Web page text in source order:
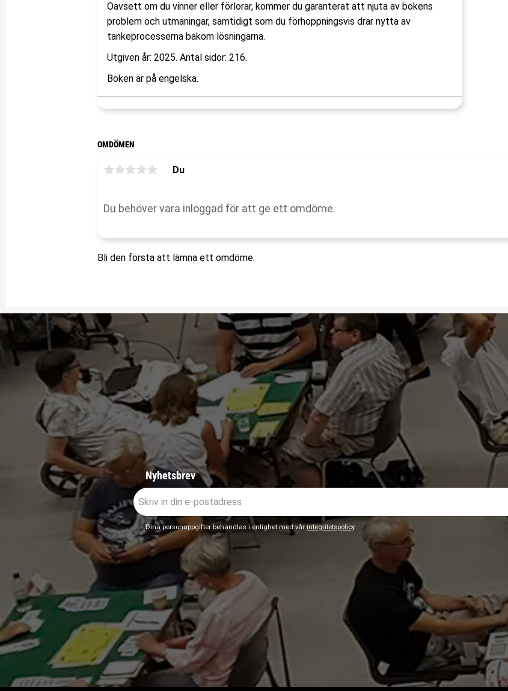
Oavsett om du vinner eller förlorar, kommer du garanterat att njuta av bokens
problem och utmaningar, samtidigt som du förhoppningsvis drar nytta av
tankeprocesserna bakom lösningarna.
Utgiven år: 2025. Antal sidor: 216.
Boken är på engelska.
OMDÖMEN
Du
Bli den första att lämna ett omdöme.
Nyhetsbrev
Dina personuppgifter behandlas i enlighet med vårintegritetspolicy.